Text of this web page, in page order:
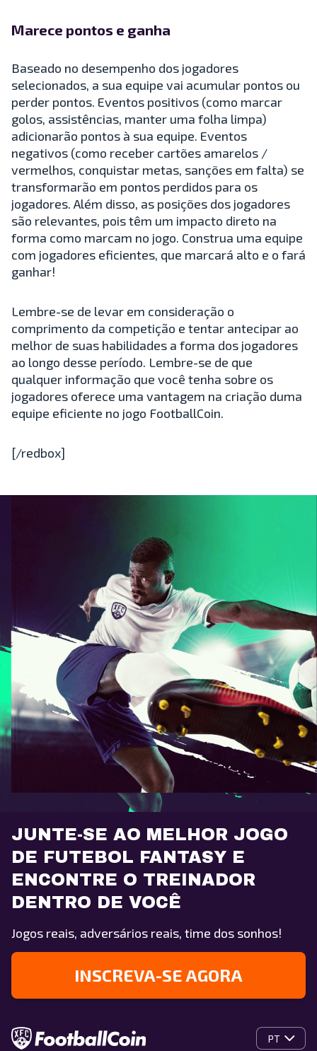
Marece pontos e ganha
Baseado no desempenho dos jogadores
selecionados, a sua equipe vai acumular pontos ou
perder pontos. Eventos positivos (como marcar
golos, assistências, manter uma folha limpa)
adicionarão pontos à sua equipe. Eventos
negativos (como receber cartões amarelos /
vermelhos, conquistar metas, sanções em falta) se
transformarão em pontos perdidos para os
jogadores. Além disso, as posições dos jogadores
são relevantes, pois têm um impacto direto na
forma como marcam no jogo. Construa uma equipe
com jogadores eficientes, que marcará alto e o fará
ganhar!
Lembre-se de levar em consideração o
comprimento da competição e tentar antecipar ao
melhor de suas habilidades a forma dos jogadores
ao longo desse período. Lembre-se de que
qualquer informação que você tenha sobre os
jogadores oferece uma vantagem na criação duma
equipe eficiente no jogo FootballCoin.
[/redbox]
JUNTE-SE AO MELHOR JOGO
DE FUTEBOL FANTASY E
ENCONTRE O TREINADOR
DENTRO DE VOCÊ
Jogos reais, adversários reais, time dos sonhos!
INSCREVA-SE AGORA
PT